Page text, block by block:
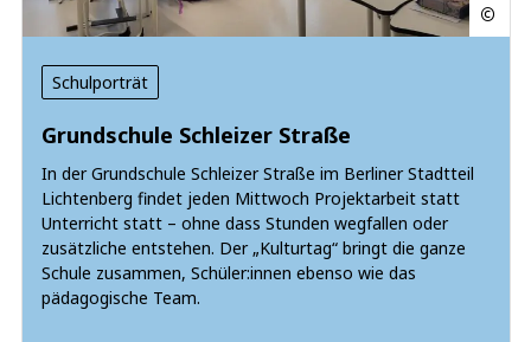
Schulporträt
Grundschule Schleizer Straße
In der Grundschule Schleizer Straße im Berliner Stadtteil
Lichtenberg findet jeden Mittwoch Projektarbeit statt
Unterricht statt – ohne dass Stunden wegfallen oder
zusätzliche entstehen. Der „Kulturtag“ bringt die ganze
Schule zusammen, Schüler:innen ebenso wie das
pädagogische Team.